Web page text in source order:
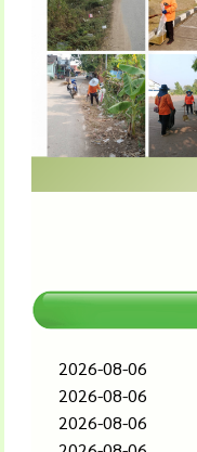
2026-08-06
2026-08-06
2026-08-06